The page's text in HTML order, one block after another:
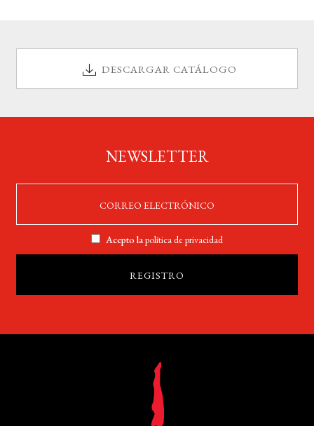
DESCARGAR CATÁLOGO
NEWSLETTER
Acepto lapolítica de privacidad